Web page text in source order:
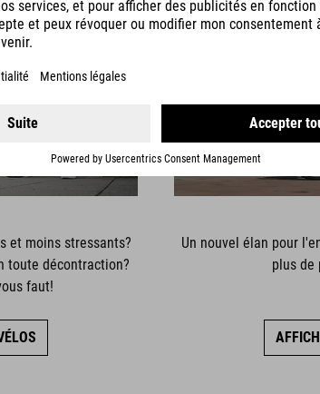
et moins stressants?
toute décontraction?
faut!
Un nouvel élan pour
plus de